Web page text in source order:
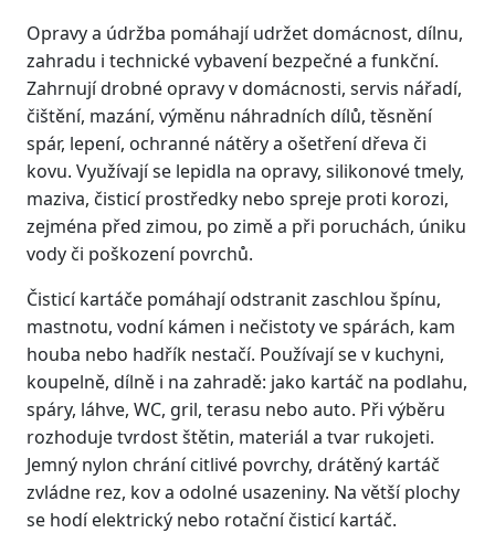
Opravy a údržba pomáhají udržet domácnost, dílnu,
zahradu i technické vybavení bezpečné a funkční.
Zahrnují drobné opravy v domácnosti, servis nářadí,
čištění, mazání, výměnu náhradních dílů, těsnění
spár, lepení, ochranné nátěry a ošetření dřeva či
kovu. Využívají se lepidla na opravy, silikonové tmely,
maziva, čisticí prostředky nebo spreje proti korozi,
zejména před zimou, po zimě a při poruchách, úniku
vody či poškození povrchů.
Čisticí kartáče pomáhají odstranit zaschlou špínu,
mastnotu, vodní kámen i nečistoty ve spárách, kam
houba nebo hadřík nestačí. Používají se v kuchyni,
koupelně, dílně i na zahradě: jako kartáč na podlahu,
spáry, láhve, WC, gril, terasu nebo auto. Při výběru
rozhoduje tvrdost štětin, materiál a tvar rukojeti.
Jemný nylon chrání citlivé povrchy, drátěný kartáč
zvládne rez, kov a odolné usazeniny. Na větší plochy
se hodí elektrický nebo rotační čisticí kartáč.